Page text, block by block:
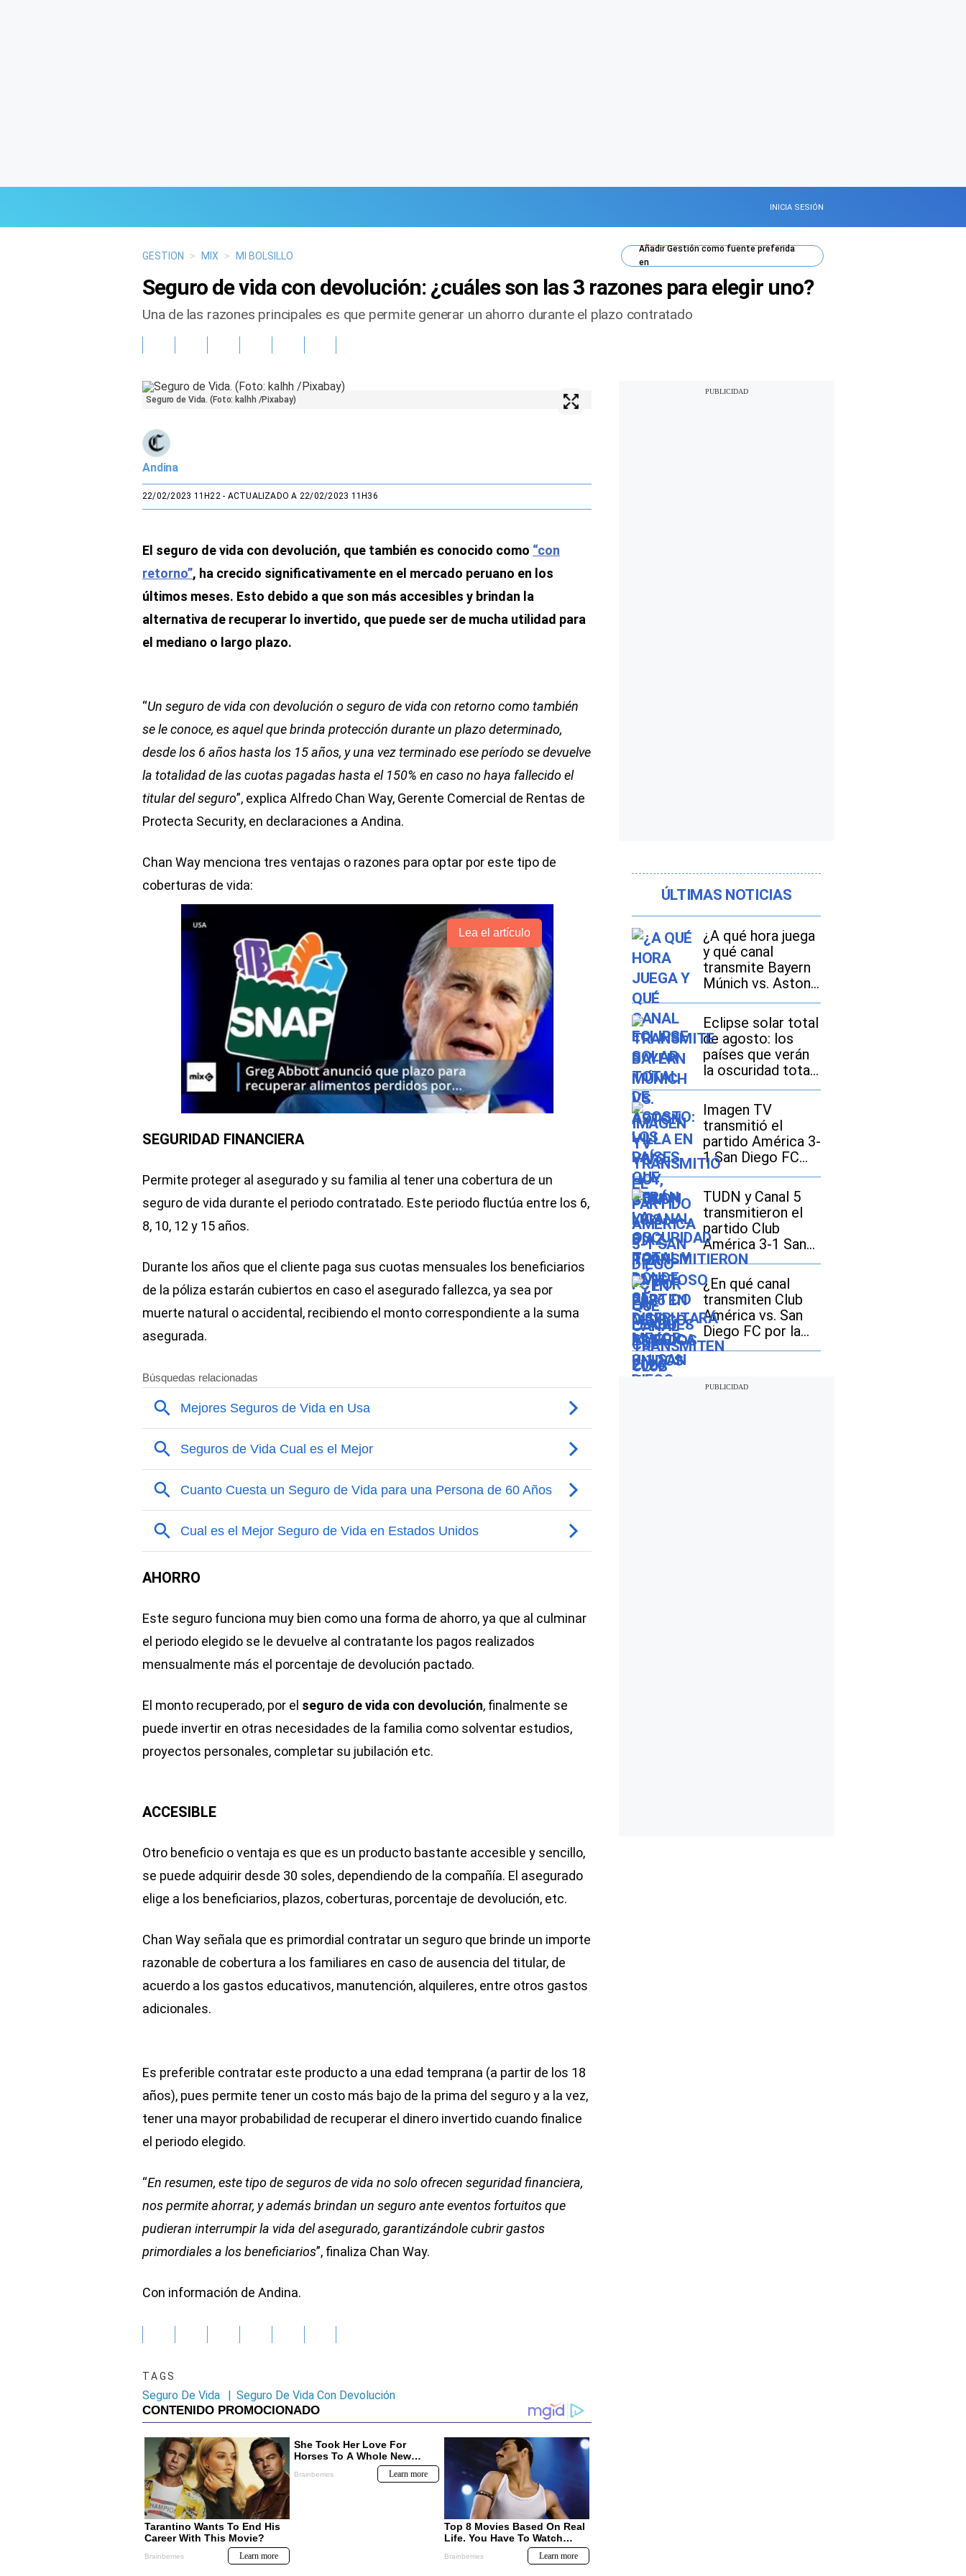
INICIA SESIÓN
GESTION > MIX > MI BOLSILLO
AñadirGestióncomo fuente preferida
en
Seguro de vida con devolución: ¿cuáles son las 3 razones para elegir uno?
Una de las razones principales es que permite generar un ahorro durante el plazo contratado
Seguro de Vida. (Foto: kalhh /Pixabay)
Andina
22/02/2023 11H22- ACTUALIZADO A 22/02/2023 11H36
El seguro de vida con devolución, que también es conocido como “con
retorno”, ha crecido significativamente en el mercado peruano en los
últimos meses. Esto debido a que son más accesibles y brindan la
alternativa de recuperar lo invertido, que puede ser de mucha utilidad para
el mediano o largo plazo.
“Un seguro de vida con devolución o seguro de vida con retorno como también
se le conoce, es aquel que brinda protección durante un plazo determinado,
desde los 6 años hasta los 15 años, y una vez terminado ese período se devuelve
la totalidad de las cuotas pagadas hasta el 150% en caso no haya fallecido el
titular del seguro”, explica Alfredo Chan Way, Gerente Comercial de Rentas de
Protecta Security, en declaraciones a Andina.
Chan Way menciona tres ventajas o razones para optar por este tipo de
coberturas de vida:
Lea el artículo
SEGURIDAD FINANCIERA
Permite proteger al asegurado y su familia al tener una cobertura de un
seguro de vida durante el periodo contratado. Este periodo fluctúa entre los 6,
8, 10, 12 y 15 años.
Durante los años que el cliente paga sus cuotas mensuales los beneficiarios
de la póliza estarán cubiertos en caso el asegurado fallezca, ya sea por
muerte natural o accidental, recibiendo el monto correspondiente a la suma
asegurada.
AHORRO
Este seguro funciona muy bien como una forma de ahorro, ya que al culminar
el periodo elegido se le devuelve al contratante los pagos realizados
mensualmente más el porcentaje de devolución pactado.
El monto recuperado, por el seguro de vida con devolución, finalmente se
puede invertir en otras necesidades de la familia como solventar estudios,
proyectos personales, completar su jubilación etc.
ACCESIBLE
Otro beneficio o ventaja es que es un producto bastante accesible y sencillo,
se puede adquirir desde 30 soles, dependiendo de la compañía. El asegurado
elige a los beneficiarios, plazos, coberturas, porcentaje de devolución, etc.
Chan Way señala que es primordial contratar un seguro que brinde un importe
razonable de cobertura a los familiares en caso de ausencia del titular, de
acuerdo a los gastos educativos, manutención, alquileres, entre otros gastos
adicionales.
Es preferible contratar este producto a una edad temprana (a partir de los 18
años), pues permite tener un costo más bajo de la prima del seguro y a la vez,
tener una mayor probabilidad de recuperar el dinero invertido cuando finalice
el periodo elegido.
“En resumen, este tipo de seguros de vida no solo ofrecen seguridad financiera,
nos permite ahorrar, y además brindan un seguro ante eventos fortuitos que
pudieran interrumpir la vida del asegurado, garantizándole cubrir gastos
primordiales a los beneficiarios”, finaliza Chan Way.
Con información de Andina.
TAGS
Seguro De Vida | Seguro De Vida Con Devolución
ÚLTIMAS NOTICIAS
¿A qué hora juega
y qué canal
transmite Bayern
Múnich vs. Aston
Villa EN VIVO hoy,
con Luis Díaz, por
amistoso 2026 en
México, Estados
Unidos y España?
Eclipse solar total
de agosto: los
países que verán
la oscuridad total
y dónde se
disfrutará mejor
Imagen TV
transmitió el
partido América 3-
1 San Diego FC
por la Leagues
Cup 2026
TUDN y Canal 5
transmitieron el
partido Club
América 3-1 San
Diego FC por la
Leagues Cup 2026
¿En qué canal
transmiten Club
América vs. San
Diego FC por la
Leagues Cup 2026